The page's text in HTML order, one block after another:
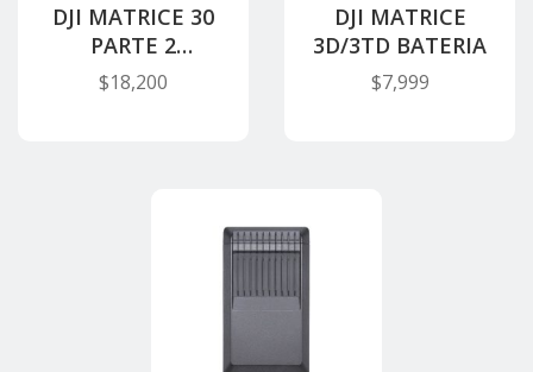
DJI MATRICE 30
PARTE 2
ESTACION DE
$18,200
DJI MATRICE
3D/3TD BATERIA
$7,999